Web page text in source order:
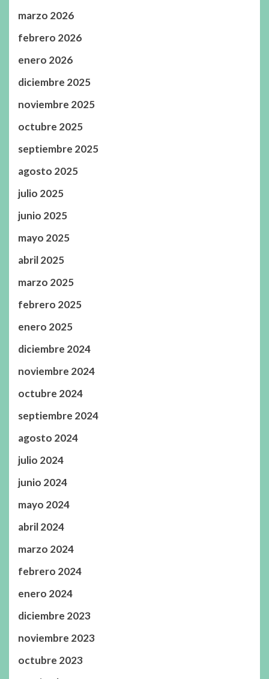
marzo 2026
febrero 2026
enero 2026
diciembre 2025
noviembre 2025
octubre 2025
septiembre 2025
agosto 2025
julio 2025
junio 2025
mayo 2025
abril 2025
marzo 2025
febrero 2025
enero 2025
diciembre 2024
noviembre 2024
octubre 2024
septiembre 2024
agosto 2024
julio 2024
junio 2024
mayo 2024
abril 2024
marzo 2024
febrero 2024
enero 2024
diciembre 2023
noviembre 2023
octubre 2023